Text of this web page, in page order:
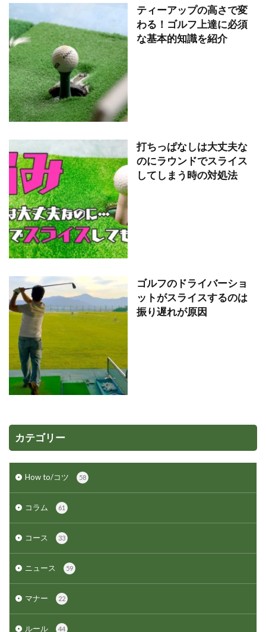
ティーアップの高さで変
わる！ゴルフ上達に必須
な基本的知識を紹介
打ちっぱなしは大丈夫な
のにラウンドでスライス
してしまう時の対処法
ゴルフのドライバーショ
ットがスライスするのは
振り遅れが原因
カテゴリー
How to/コツ 58
コラム 61
コース 33
ニュース 59
マナー 22
ルール 44